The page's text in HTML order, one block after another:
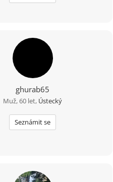
ghurab65
Muž, 60 let, Ústecký
Seznámit se